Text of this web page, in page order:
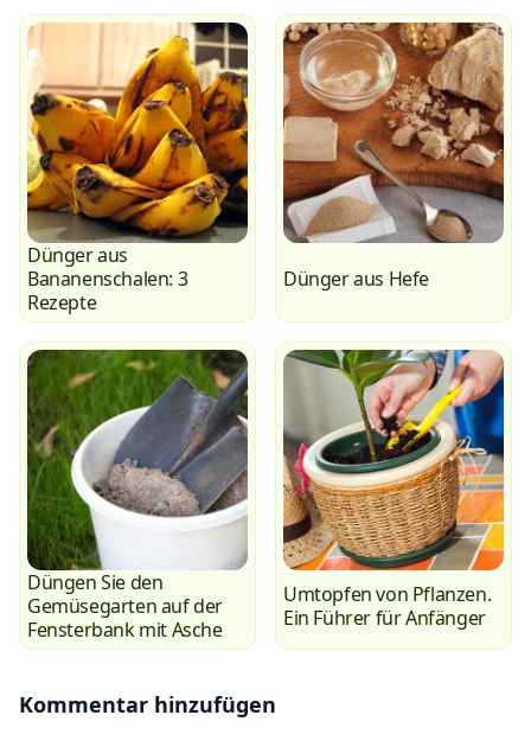
Dünger aus
Bananenschalen: 3
Rezepte
Dünger aus Hefe
Düngen Sie den
Gemüsegarten auf der
Fensterbank mit Asche
Umtopfen von Pflanzen.
Ein Führer für Anfänger
Kommentar hinzufügen